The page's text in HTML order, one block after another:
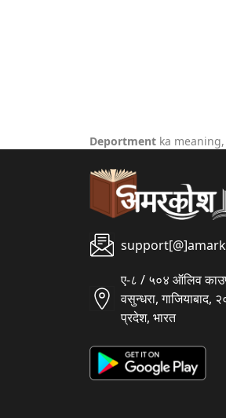
Deportment ka
ए-८ / ५०४ ऑलिव
वसुन्धरा, गाजियाबाद,
प्रदेश, भारत